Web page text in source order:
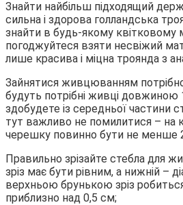
Знайти найбільш підходящий
сильна і здорова голландська
знайти в будь-якому квітковому
погоджуйтеся взяти несвіжий
лише красива і міцна троянда з
Зайнятися живцюванням
будуть потрібні живці довжиною
здобудете із середньої частини
тут важливо не помилитися –
черешку повинно бути не менше
Правильно зрізайте стебла для
зріз має бути рівним, а нижній –
верхньою брунькою зріз
приблизно над 0,5 см;